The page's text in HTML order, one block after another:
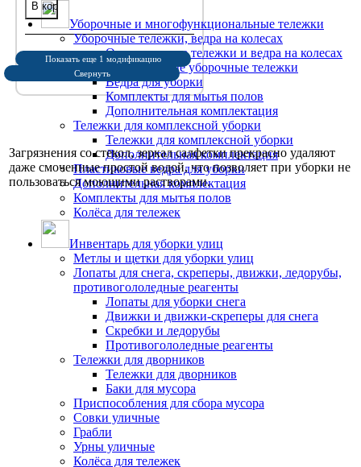
Уборочные и многофункциональные тележки
Уборочные тележки, ведра на колесах
Одноведерные тележки и ведра на колесах
Двухведерные уборочные тележки
Ведра для уборки
Комплекты для мытья полов
Дополнительная комплектация
Тележки для комплексной уборки
Тележки для комплексной уборки
Дополнительная комплектация
Пластиковые ведра для уборки
Дополнительная комплектация
Комплекты для мытья полов
Колёса для тележек
Инвентарь для уборки улиц
Метлы и щетки для уборки улиц
Лопаты для снега, скреперы, движки, ледорубы,
противогололедные реагенты
Лопаты для уборки снега
Движки и движки-скреперы для снега
Скребки и ледорубы
Противогололедные реагенты
Тележки для дворников
Тележки для дворников
Баки для мусора
Приспособления для сбора мусора
Совки уличные
Грабли
Урны уличные
Колёса для тележек
Показать еще 1 модификацию
Свернуть
Загрязнения со стекол, зеркал салфетки прекрасно удаляют
даже смоченные простой водой, что позволяет при уборки не
пользоваться моющими растворами.